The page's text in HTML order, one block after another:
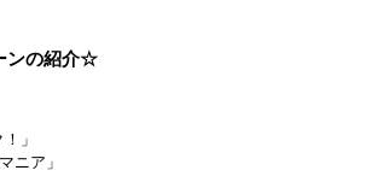
ンの紹介☆
」
ニア」